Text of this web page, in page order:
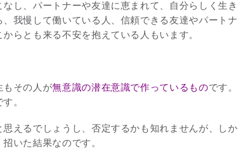
し、パートナーや友達に恵まれて、自分らしく生き
我慢して働いている人、信頼できる友達やパートナ
らとも来る不安を抱えている人もいます。
もその人が無意識の潜在意識で作っているものです。
。
えるでしょうし、否定するかも知れませんが、しか
いた結果なのです。
インタビュー